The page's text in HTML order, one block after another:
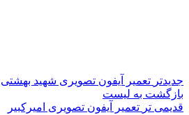
جدیدتر تعمیر آیفون تصویری شهید بهشتی
بازگشت به لیست
قدیمی تر تعمیر آیفون تصویری امیرکبیر